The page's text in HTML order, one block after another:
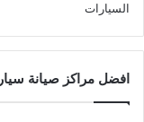
السيارات
افضل مراكز صيانة